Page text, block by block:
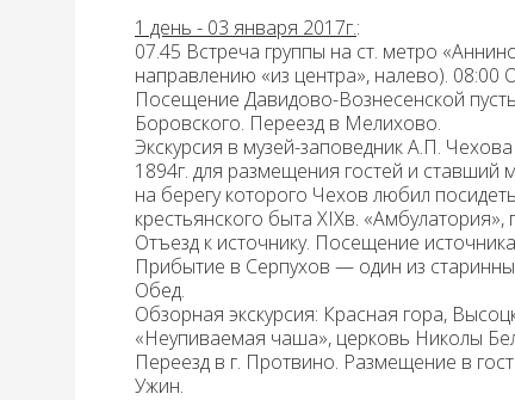
1 день - 03 января 2017г.:
07.45 Встреча группы на ст. метро
направлению «из центра», налево). 08:00
Посещение Давидово-Вознесенской
Боровского. Переезд в Мелихово.
Экскурсия в музей-заповедник А.П.
1894г. для размещения гостей и ставший
на берегу которого Чехов любил
крестьянского быта XIXв.
Отъезд к источнику. Посещение источника
Прибытие в Серпухов — один из
Обед.
Обзорная экскурсия: Красная гора,
«Неупиваемая чаша», церковь Николы
Переезд в г. Протвино. Размещение в
Ужин.